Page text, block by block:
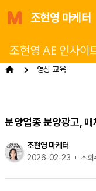
조현영 마케터
조현영 AE 인사이
영상 교육
분양업종 분양광고,
조현영 마케터
2026-02-23
조